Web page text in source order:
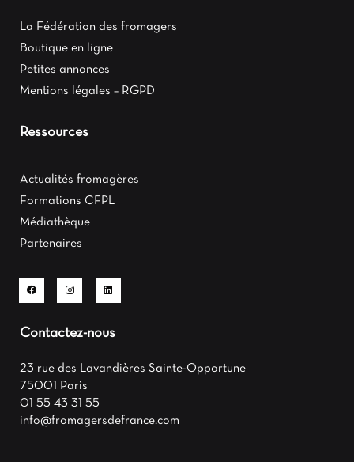
La Fédération des fromagers
Boutique en ligne
Petites annonces
Mentions légales – RGPD
Ressources
Actualités fromagères
Formations CFPL
Médiathèque
Partenaires
Contactez-nous
23 rue des Lavandières Sainte-Opportune
75001 Paris
01 55 43 31 55
info@fromagersdefrance.com